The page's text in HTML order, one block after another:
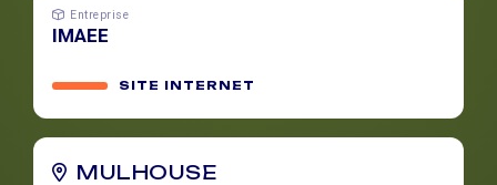
Entreprise
IMAEE
SITE INTERNET
MULHOUSE